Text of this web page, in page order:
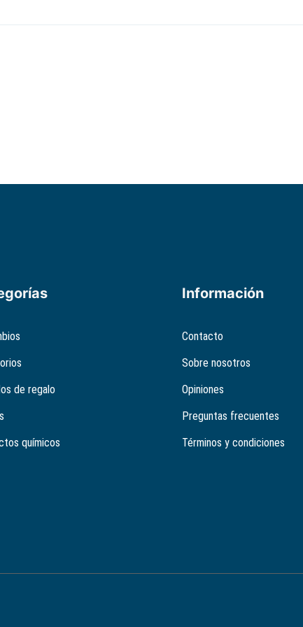
de regalo
químicos
Información
Contacto
Sobre nosotros
Opiniones
Preguntas frecuentes
Términos y condiciones